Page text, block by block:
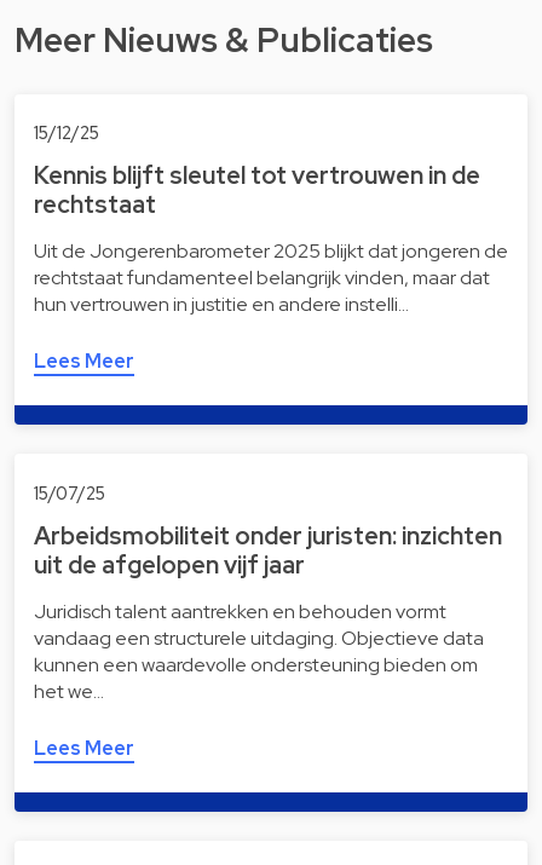
Meer Nieuws & Publicaties
15/12/25
Kennis blijft sleutel tot vertrouwen in de
rechtstaat
Uit de Jongerenbarometer 2025 blijkt dat jongeren de
rechtstaat fundamenteel belangrijk vinden, maar dat
hun vertrouwen in justitie en andere instelli…
Lees Meer
15/07/25
Arbeidsmobiliteit onder juristen: inzichten
uit de afgelopen vijf jaar
Juridisch talent aantrekken en behouden vormt
vandaag een structurele uitdaging. Objectieve data
kunnen een waardevolle ondersteuning bieden om
het we…
Lees Meer